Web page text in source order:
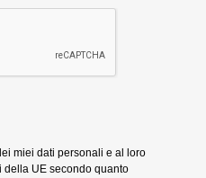
miei dati personali e al loro
della UE secondo quanto